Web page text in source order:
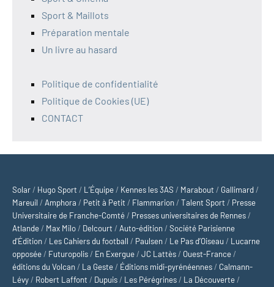
Sport & Maillots
Préparation mentale
Un livre au hasard
Politique de confidentialité
Politique de Cookies (UE)
CONTACT
Solar / Hugo Sport / L’Équipe / Kennes les 3AS / Marabout / Gallimard /
Mareuil / Amphora / Petit à Petit / Flammarion /Talent Sport / Presse
Universitaire de Franche-Comté / Presses universitaires de Rennes /
Atlande / Max Milo / Delcourt / Auto-édition /Société Parisienne
d'Édition / Les Cahiers du football / Paulsen / Le Pas d’Oiseau / Lucarne
opposée / Futuropolis / En Exergue /JC Lattès / Ouest-France /
éditions du Volcan / La Geste / Éditions midi-pyrénéennes / Calmann-
Lévy / Robert Laffont / Dupuis / Les Pérégrines / La Découverte /